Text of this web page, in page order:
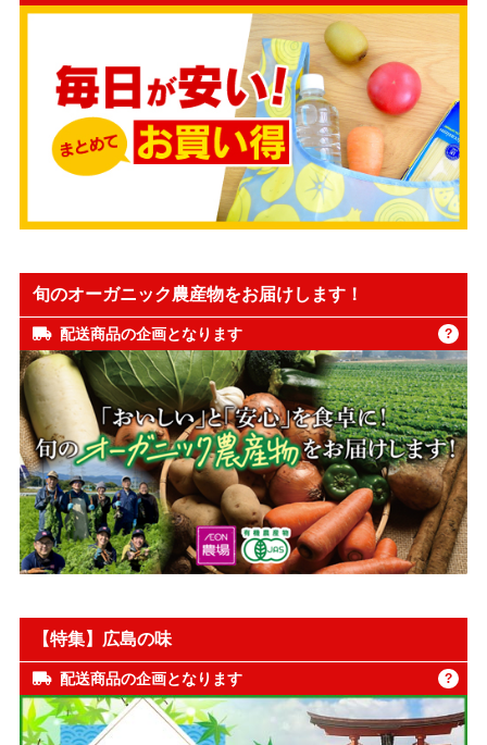
旬のオーガニック農産物をお届けします！
配送商品の企画となります ?
【特集】広島の味
配送商品の企画となります ?